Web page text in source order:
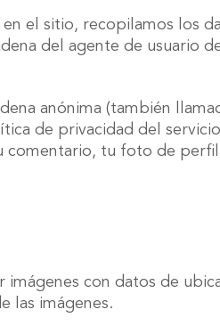
el sitio, recopilamos los
del agente de usuario
anónima (también
de privacidad del
tu foto de
con datos de
las imágenes.